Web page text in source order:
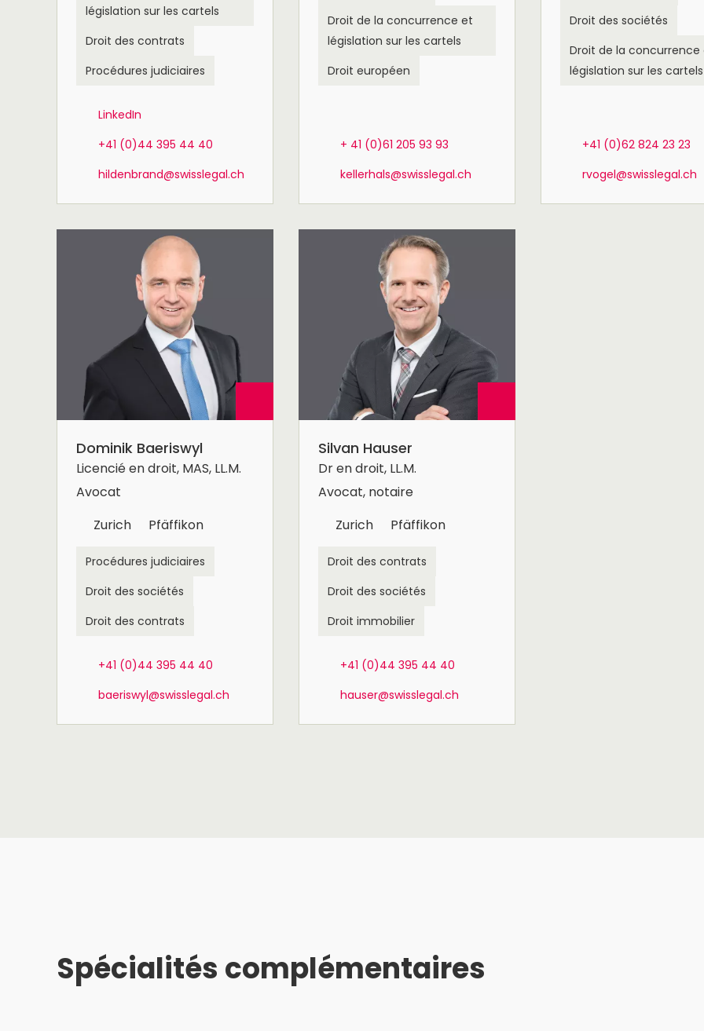
législation sur les cartels
Droit des contrats
Procédures judiciaires
LinkedIn
+41 (0)44 395 44 40
hildenbrand@swisslegal.ch
Droit de la concurrence et
législation sur les cartels
Droit européen
+ 41 (0)61 205 93 93
kellerhals@swisslegal.ch
Droit des sociétés
Droit de la concurrence
législation sur les cartels
+41 (0)62 824 23 23
rvogel@swisslegal.ch
Dominik Baeriswyl
Licencié en droit, MAS, LL.M.
Avocat
Zurich
Pfäffikon
Procédures judiciaires
Droit des sociétés
Droit des contrats
+41 (0)44 395 44 40
baeriswyl@swisslegal.ch
Silvan Hauser
Dr en droit, LL.M.
Avocat, notaire
Zurich
Pfäffikon
Droit des contrats
Droit des sociétés
Droit immobilier
+41 (0)44 395 44 40
hauser@swisslegal.ch
Spécialités complémentaires